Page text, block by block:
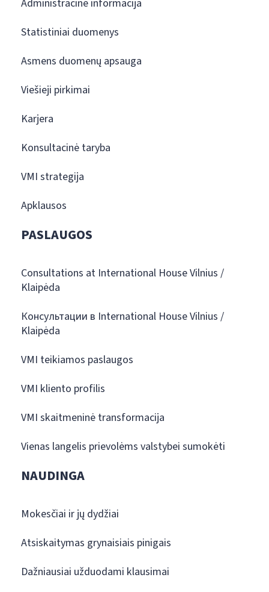
Administracinė informacija
Statistiniai duomenys
Asmens duomenų apsauga
Viešieji pirkimai
Karjera
Konsultacinė taryba
VMI strategija
Apklausos
PASLAUGOS
Consultations at International House Vilnius /
Klaipėda
Консультации в International House Vilnius /
Klaipėda
VMI teikiamos paslaugos
VMI kliento profilis
VMI skaitmeninė transformacija
Vienas langelis prievolėms valstybei sumokėti
NAUDINGA
Mokesčiai ir jų dydžiai
Atsiskaitymas grynaisiais pinigais
Dažniausiai užduodami klausimai